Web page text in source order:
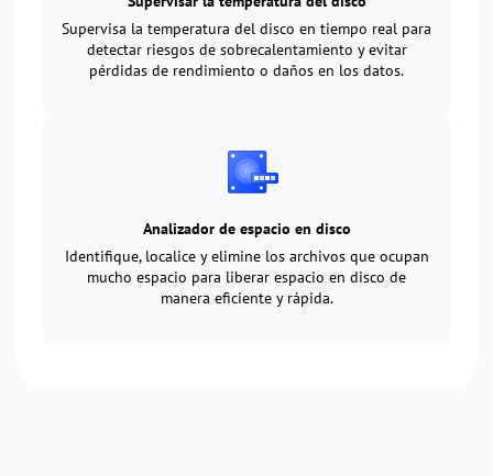
Supervisa la temperatura del disco en tiempo real para
detectar riesgos de sobrecalentamiento y evitar
pérdidas de rendimiento o daños en los datos.
Analizador de espacio en disco
Identifique, localice y elimine los archivos que ocupan
mucho espacio para liberar espacio en disco de
manera eficiente y rápida.